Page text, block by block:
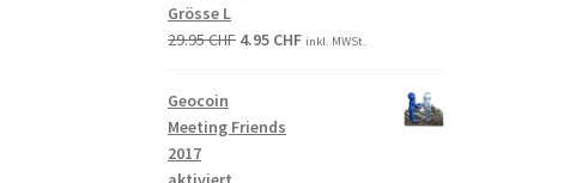
Grösse L
29.95CHF 4.95 CHF inkl. MWSt.
Geocoin
Meeting Friends
2017